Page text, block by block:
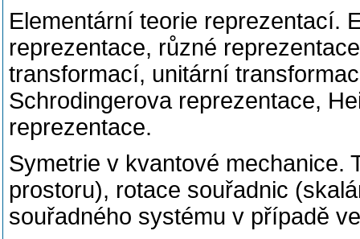
Elementární teorie reprezentací.
reprezentace, různé
transformací, unitární
Schrodingerova reprezentace,
reprezentace.
Symetrie v kvantové mechanice.
prostoru), rotace souřadnic
souřadného systému v případě